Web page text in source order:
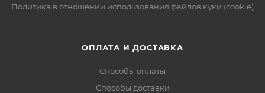
Политика в отношении использования файлов куки (cookie)
ОПЛАТА И ДОСТАВКА
Способы оплаты
Способы доставки